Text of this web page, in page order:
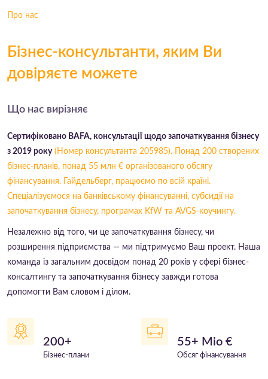
Про нас
Бізнес-консультанти, яким Ви
довіряєте можете
Що нас вирізняє
Сертифіковано BAFA, консультації щодо започаткування бізнесу
з 2019 року (Номер консультанта 205985). Понад 200 створених
бізнес-планів, понад 55 млн € організованого обсягу
фінансування. Гайдельберг, працюємо по всій країні.
Спеціалізуємося на банківському фінансуванні, субсидії на
започаткування бізнесу, програмах KfW та AVGS-коучингу.
Незалежно від того, чи це започаткування бізнесу, чи
розширення підприємства — ми підтримуємо Ваш проект. Наша
команда із загальним досвідом понад 20 років у сфері бізнес-
консалтингу та започаткування бізнесу завжди готова
допомогти Вам словом і ділом.
200+
Бізнес-плани
55+ Mio €
Обсяг фінансування